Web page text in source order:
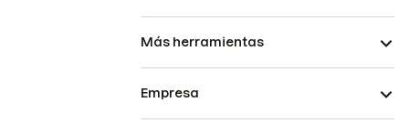
Más herramientas
Empresa